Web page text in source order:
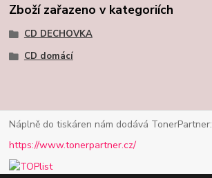
Zboží zařazeno v kategoriích
CD DECHOVKA
CD domácí
Náplně do tiskáren nám dodává TonerPartner:
https://www.tonerpartner.cz/